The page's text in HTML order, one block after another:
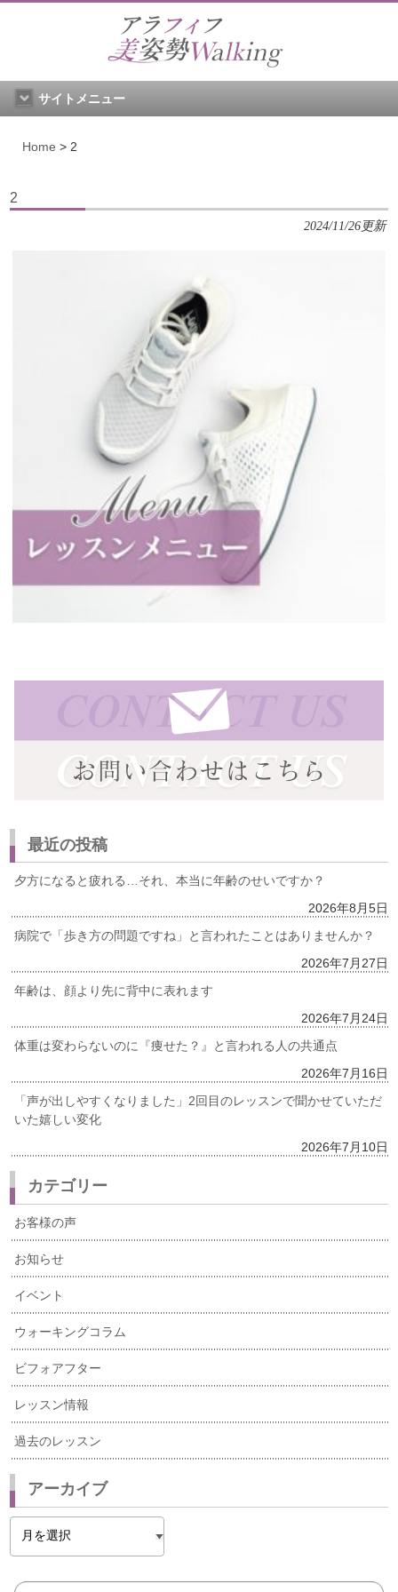
サイトメニュー
Home > 2
2
2024/11/26更新
最近の投稿
夕方になると疲れる…それ、本当に年齢のせいですか？
2026年8月5日
病院で「歩き方の問題ですね」と言われたことはありませんか？
2026年7月27日
年齢は、顔より先に背中に表れます
2026年7月24日
体重は変わらないのに『痩せた？』と言われる人の共通点
2026年7月16日
「声が出しやすくなりました」2回目のレッスンで聞かせていただ
いた嬉しい変化
2026年7月10日
カテゴリー
お客様の声
お知らせ
イベント
ウォーキングコラム
ビフォアフター
レッスン情報
過去のレッスン
アーカイブ
ア
カ
イ